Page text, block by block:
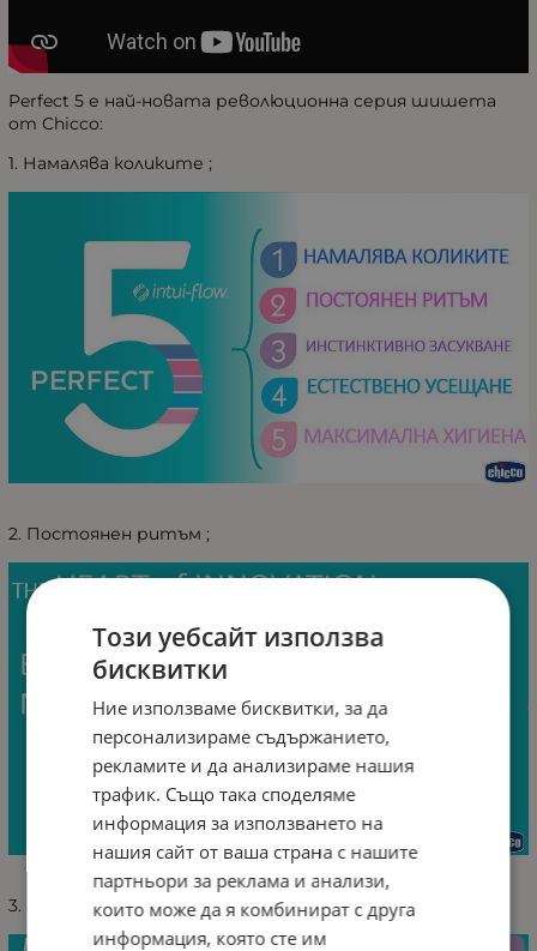
Perfect 5 е най-новата революционна серия шишета
от Chicco:
1. Намалява коликите ;
2. Постоянен ритъм ;
3. Инстинктивно засукване;
Този уебсайт използва
бисквитки
Ние използваме бисквитки, за да
персонализираме съдържанието,
рекламите и да анализираме нашия
трафик. Също така споделяме
информация за използването на
нашия сайт от ваша страна с нашите
партньори за реклама и анализи,
които може да я комбинират с друга
информация, която сте им